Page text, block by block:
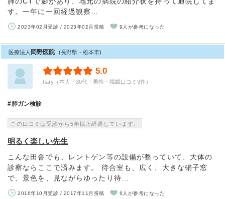
す。一年に一回経過観察…
2023年02月受診 / 2023年02月投稿 9人が参考になった
医療法人 岡野医院 (長野県・松本市)
5.0
hary（本人・30代・男性・掲載口コミ3件）
肺ガン検診
この口コミは受診から5年以上経過しています。
明るく楽しい先生
こんな田舎でも、レントゲン等の設備が整っていて、大体の
診察ならここで済みます。 待合室も、広く、大きな硝子窓
で、景色を、見ながらゆったり待…
2016年10月受診 / 2017年11月投稿 6人が参考になった